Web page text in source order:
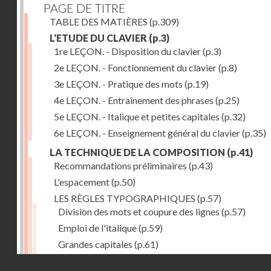
PAGE DE TITRE
TABLE DES MATIÈRES (p.309)
L'ETUDE DU CLAVIER (p.3)
1re LEÇON. - Disposition du clavier(p.3)
2e LEÇON. - Fonctionnement du clavier(p.8)
3e LEÇON. - Pratique des mots (p.19)
4e LEÇON. - Entraînement des phrases (p.25)
5e LEÇON. - Italique et petites capitales (p.32)
6e LEÇON. - Enseignement général du clavier(p.35)
LA TECHNIQUE DE LA COMPOSITION (p.41)
Recommandations préliminaires (p.43)
L'espacement(p.50)
LES RÈGLES TYPOGRAPHIQUES (p.57)
Division des mots et coupure des lignes (p.57)
Emploi de l'italique(p.59)
Grandes capitales (p.61)